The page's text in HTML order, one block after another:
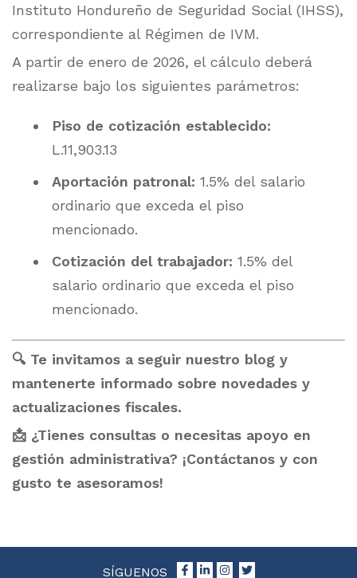
Instituto Hondureño de Seguridad Social (IHSS),
correspondiente al Régimen de IVM.
A partir de enero de 2026, el cálculo deberá
realizarse bajo los siguientes parámetros:
Piso de cotización establecido:
L.11,903.13
Aportación patronal: 1.5% del salario
ordinario que exceda el piso
mencionado.
Cotización del trabajador: 1.5% del
salario ordinario que exceda el piso
mencionado.
🔍 Te invitamos a seguir nuestro blog y
mantenerte informado sobre novedades y
actualizaciones fiscales.
📩 ¿Tienes consultas o necesitas apoyo en
gestión administrativa? ¡Contáctanos y con
gusto te asesoramos!
SÍGUENOS